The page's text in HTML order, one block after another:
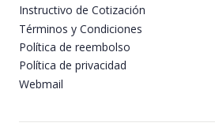
Instructivo de Cotización
Términos y Condiciones
Política de reembolso
Política de privacidad
Webmail